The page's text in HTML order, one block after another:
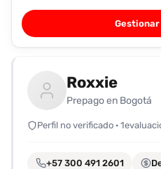
Pronto
podrás
registrarte
guardar
favoritas
para
fácilmente.
Roxxie
Prepago en Bogotá
Perfil no verificado ·
+57 300 491 2601